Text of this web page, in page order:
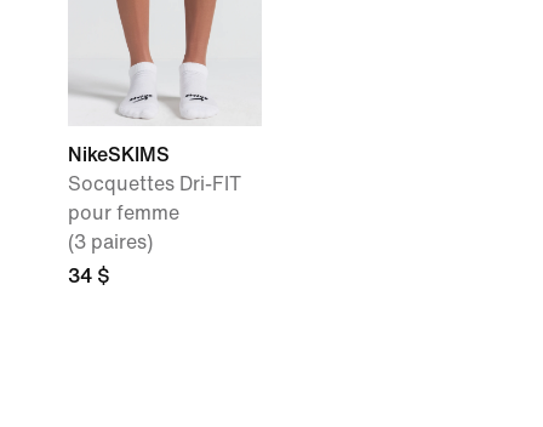
NikeSKIMS
Socquettes Dri-FIT
pour femme
(3 paires)
34 $